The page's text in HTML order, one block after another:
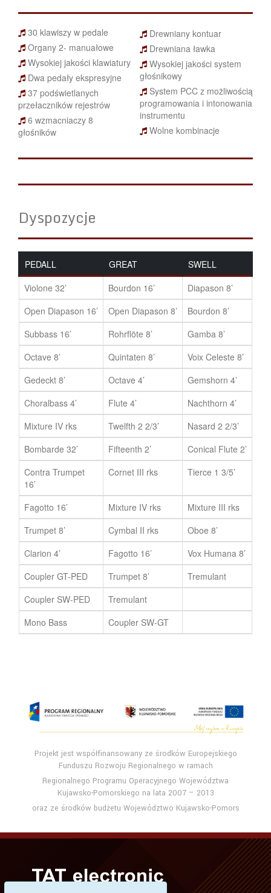
30 klawiszy w pedale
Organy 2- manuałowe
Wysokiej jakości klawiatury
Dwa pedały ekspresyjne
37 podświetlanych
przełaczników rejestrów
6 wzmacniaczy 8
głośników
Drewniany kontuar
Drewniana ławka
Wysokiej jakości system
głośnikowy
System PCC z możliwością
programowania i intonowania
instrumentu
Wolne kombinacje
Dyspozycje
PEDALL GREAT
SWELL
Violone 32’
Bourdon 16’
Diapason 8’
Open Diapason 16’
Open Diapason 8’
Bourdon 8’
Subbass 16’
Rohrflöte 8’
Gamba 8’
Octave 8’
Quintaten 8’
Voix Celeste 8’
Gedeckt 8’
Octave 4’
Gemshorn 4’
Choralbass 4’
Flute 4’
Nachthorn 4’
Mixture IV rks
Twelfth 2 2/3’
Nasard 2 2/3’
Bombarde 32’
Fifteenth 2’
Conical Flute 2’
Contra Trumpet
16’
Cornet III rks Tierce 1 3/5’
Fagotto 16’ Mixture IV rks
Mixture III rks
Trumpet 8’
Cymbal II rks
Oboe 8’
Clarion 4’
Fagotto 16’
Vox Humana 8’
Coupler GT-PED
Trumpet 8’
Tremulant
Coupler SW-PED
Tremulant
Mono Bass
Coupler SW-GT
Projekt jest współfinansowany ze środków Europejskiego
Funduszu Rozwoju Regionalnego w ramach
Regionalnego Programu Operacyjnego Województwa
Kujawsko-Pomorskiego na lata 2007 – 2013
oraz ze środków budżetu Województwo Kujawsko-Pomors